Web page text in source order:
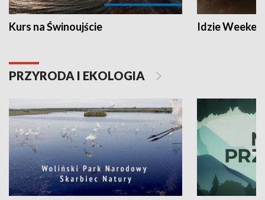
Kurs na Świnoujście Idzie
PRZYRODA I EKOLOGIA